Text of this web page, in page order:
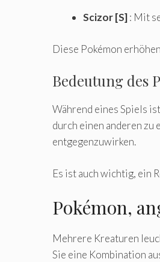
Scizor [S]: Mit
Diese Pokémon
Bedeutung des
Während eines Spiels
durch einen anderen zu
entgegenzuwirken.
Es ist auch wichtig, ein
Pokémon,
Mehrere Kreaturen
Sie eine Kombination